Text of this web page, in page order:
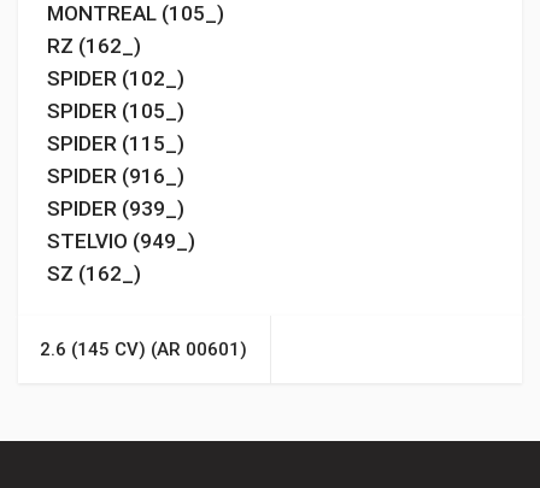
MONTREAL (105_)
RZ (162_)
SPIDER (102_)
SPIDER (105_)
SPIDER (115_)
SPIDER (916_)
SPIDER (939_)
STELVIO (949_)
SZ (162_)
2.6 (145 CV) (AR 00601)